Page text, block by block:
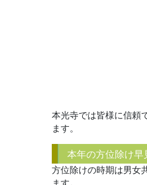
本光寺では皆様に信頼
ます。
本年の方位除け早
方位除けの時期は男女